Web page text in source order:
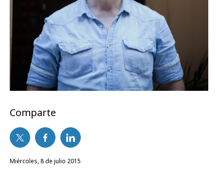
Comparte
miércoles, 8 de julio 2015